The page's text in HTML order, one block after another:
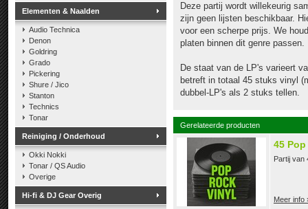
Elementen & Naalden
Audio Technica
Denon
Goldring
Grado
Pickering
Shure / Jico
Stanton
Technics
Tonar
Reiniging / Onderhoud
Okki Nokki
Tonar / QS Audio
Overige
Hi-fi & DJ Gear Overig
Deze partij wordt willekeurig
zijn geen lijsten beschikbaar.
voor een scherpe prijs. We
platen binnen dit genre passen.
De staat van de LP's varieert
betreft in totaal 45 stuks vinyl
dubbel-LP's als 2 stuks tellen.
Gerelateerde producten
45
Partij van
Meer info